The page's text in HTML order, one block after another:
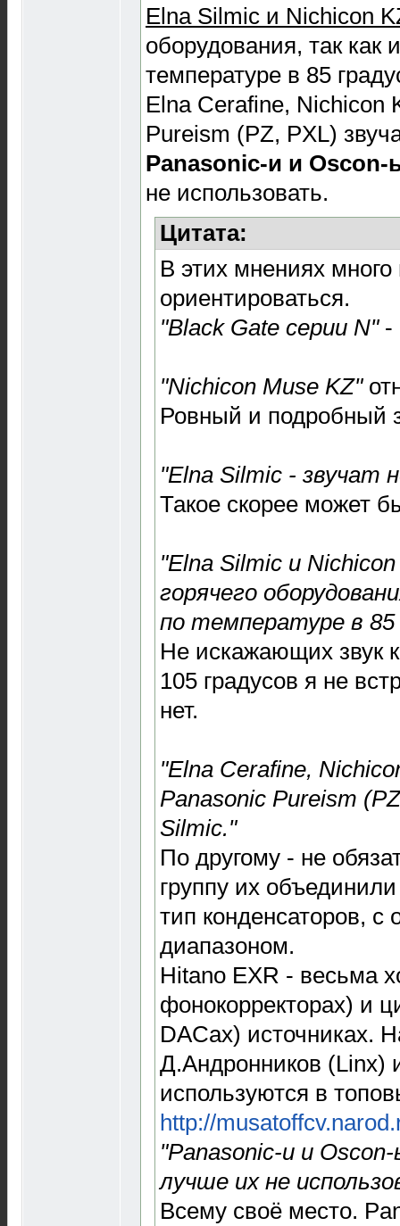
Elna Silmic и Nichicon
оборудования, так как
температуре в 85
Elna Cerafine, Nichicon
Pureism (PZ, PXL)
Panasonic-и и
не использовать.
Цитата:
В этих мнениях
ориентироваться.
"Black Gate серии N" -
"Nichicon Muse KZ"
Ровный и подробный
"Elna Silmic - звучат
Такое скорее может
"Elna Silmic и
горячего
по температуре в 85
Не искажающих звук
105 градусов я не
нет.
"Elna Cerafine,
Panasonic Pureism
Silmic."
По другому - не
группу их
тип конденсаторов,
диапазоном.
Hitano EXR - весьма
фонокорректорах) и
DACах) источниках.
Д.Андронников (Linx)
используются в
http://
"Panasonic-и и
лучше их не
Всему своё место.